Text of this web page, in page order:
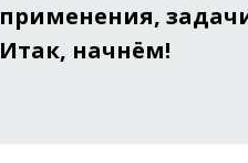
применения,
Итак, начнём!